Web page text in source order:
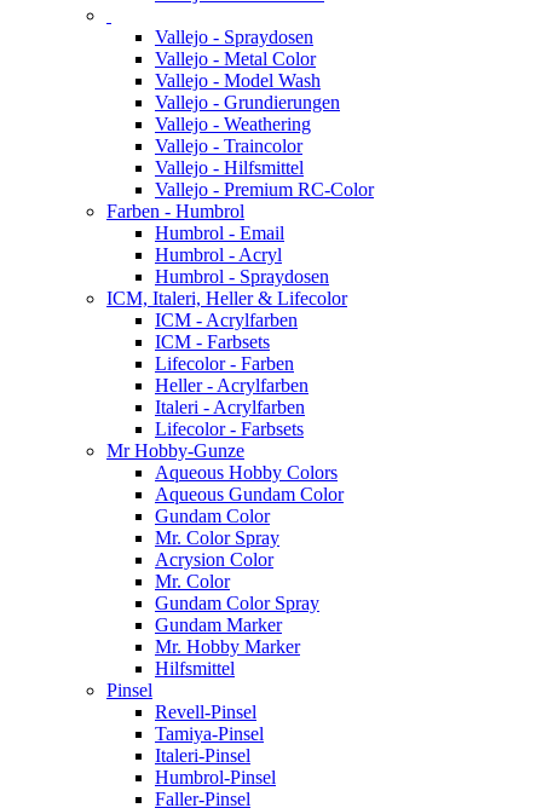
Vallejo - Spraydosen
Vallejo - Metal Color
Vallejo - Model Wash
Vallejo - Grundierungen
Vallejo - Weathering
Vallejo - Traincolor
Vallejo - Hilfsmittel
Vallejo - Premium RC-Color
Farben - Humbrol
Humbrol - Email
Humbrol - Acryl
Humbrol - Spraydosen
ICM, Italeri, Heller & Lifecolor
ICM - Acrylfarben
ICM - Farbsets
Lifecolor - Farben
Heller - Acrylfarben
Italeri - Acrylfarben
Lifecolor - Farbsets
Mr Hobby-Gunze
Aqueous Hobby Colors
Aqueous Gundam Color
Gundam Color
Mr. Color Spray
Acrysion Color
Mr. Color
Gundam Color Spray
Gundam Marker
Mr. Hobby Marker
Hilfsmittel
Pinsel
Revell-Pinsel
Tamiya-Pinsel
Italeri-Pinsel
Humbrol-Pinsel
Faller-Pinsel